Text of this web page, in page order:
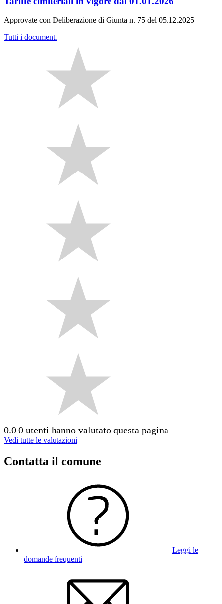
Approvate con Deliberazione di Giunta n. 75 del 05.12.2025
Tutti i documenti
0.00 utenti hanno valutato questa pagina
Vedi tutte le valutazioni
Contatta il comune
Leggi le
domande frequenti